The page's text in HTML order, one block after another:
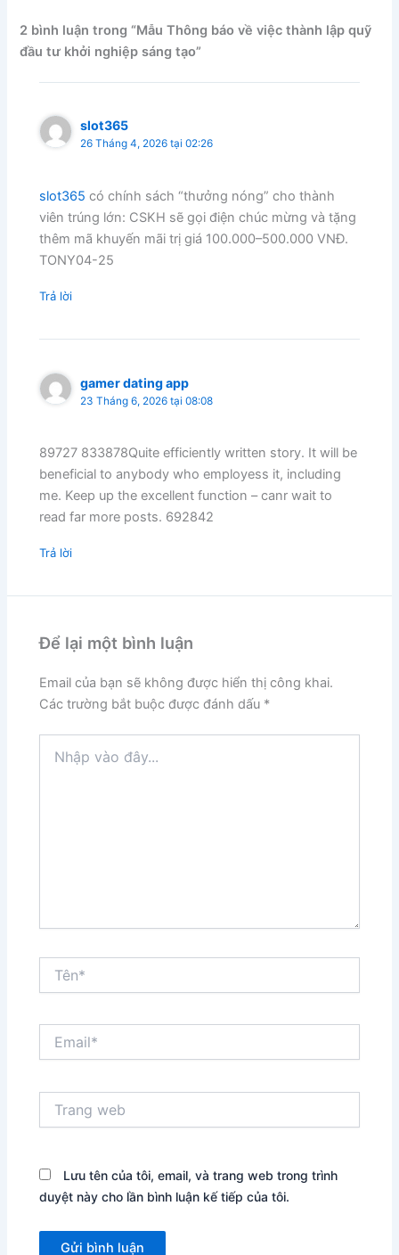
2 bình luận trong “Mẫu Thông báo về việc thành lập quỹ
đầu tư khởi nghiệp sáng tạo”
slot365
26 Tháng 4, 2026 tại 02:26
slot365 có chính sách “thưởng nóng” cho thành
viên trúng lớn: CSKH sẽ gọi điện chúc mừng và tặng
thêm mã khuyến mãi trị giá 100.000–500.000 VNĐ.
TONY04-25
Trả lời
gamer dating app
23 Tháng 6, 2026 tại 08:08
89727 833878Quite efficiently written story. It will be
beneficial to anybody who employess it, including
me. Keep up the excellent function – canr wait to
read far more posts. 692842
Trả lời
Để lại một bình luận
Email của bạn sẽ không được hiển thị công khai.
Các trường bắt buộc được đánh dấu *
vào
web
Lưu tên của tôi, email, và trang web trong trình
duyệt này cho lần bình luận kế tiếp của tôi.